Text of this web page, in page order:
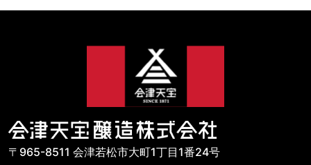
〒965-8511 会津若松市大町1丁目1番24号